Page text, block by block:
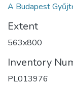
A Budapest
Extent
563x800
Inventory
PL013976